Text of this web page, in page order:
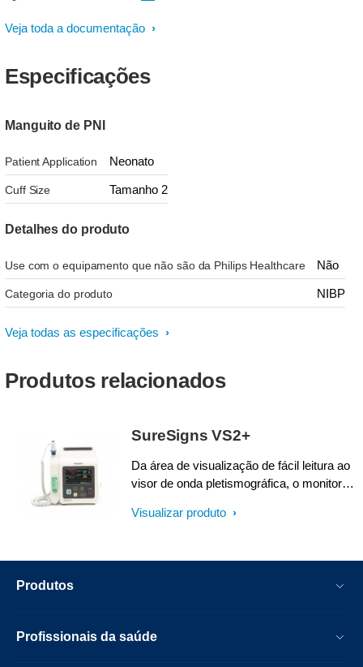
Veja toda a documentação
Especificações
Manguito de PNI
Patient Application Neonato
Cuff Size Tamanho 2
Detalhes do produto
Use com o equipamento que não são da Philips Healthcare Não
Categoria do produto NIBP
Veja todas as especificações
Produtos relacionados
SureSigns VS2+
Da área de visualização de fácil leitura ao
visor de onda pletismográfica, o monitor
para facilitar a coleta de sinais vitais,
Visualizar produto
Produtos
Profissionais da saúde